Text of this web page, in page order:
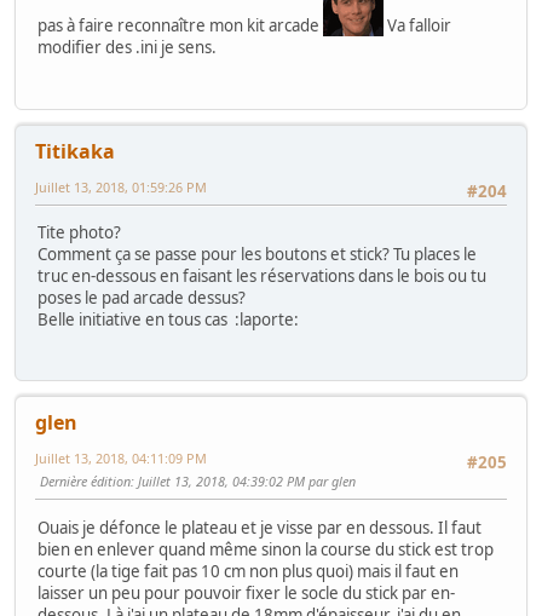
pas à faire reconnaître mon kit arcade
Va falloir
modifier des .ini je sens.
Titikaka
#204
Juillet 13, 2018, 01:59:26 PM
Tite photo?
Comment ça se passe pour les boutons et stick? Tu places le
truc en-dessous en faisant les réservations dans le bois ou tu
poses le pad arcade dessus?
Belle initiative en tous cas :laporte:
glen
#205
Juillet 13, 2018, 04:11:09 PM
Dernière édition: Juillet 13, 2018, 04:39:02 PM par glen
Ouais je défonce le plateau et je visse par en dessous. Il faut
bien en enlever quand même sinon la course du stick est trop
courte (la tige fait pas 10 cm non plus quoi) mais il faut en
laisser un peu pour pouvoir fixer le socle du stick par en-